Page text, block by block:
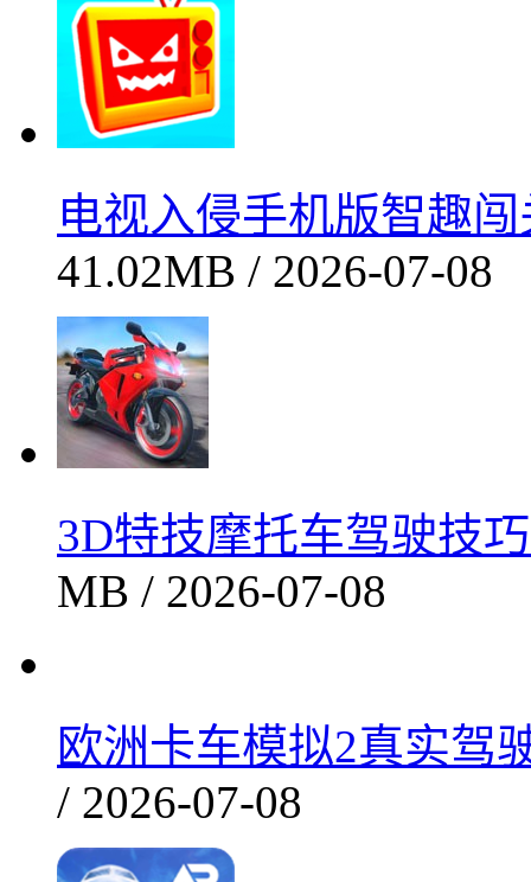
幸存者村庄资源建设
MB / 2026-07-08